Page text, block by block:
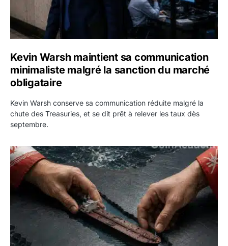
Kevin Warsh maintient sa communication
minimaliste malgré la sanction du marché
obligataire
Kevin Warsh conserve sa communication réduite malgré la
chute des Treasuries, et se dit prêt à relever les taux dès
septembre.
Ormuz : l’Iran annonce un accord avec Oman sur une